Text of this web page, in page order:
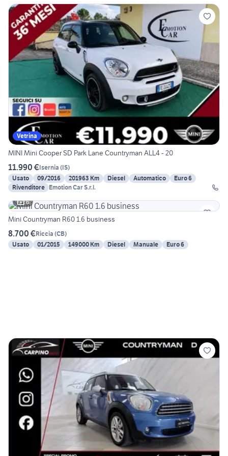
Vetrina
MINI Mini Cooper SD Park Lane Countryman ALL4 - 20
11.990 €Isernia (IS)
Usato
09/2016 201963 Km Diesel Automatico
Euro 6
Rivenditore Emotion Car S.r.l.
6
Mini Countryman R60 1.6 business
8.700 €Riccia (CB)
Usato
01/2015 149000 Km Diesel Manuale Euro 6